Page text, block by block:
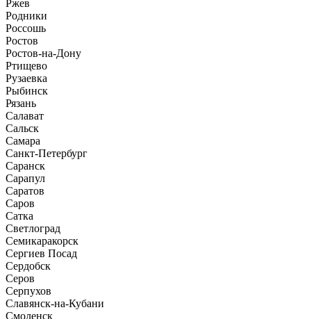
Ржев
Родники
Россошь
Ростов
Ростов-на-Дону
Ртищево
Рузаевка
Рыбинск
Рязань
Салават
Сальск
Самара
Санкт-Петербург
Саранск
Сарапул
Саратов
Саров
Сатка
Светлоград
Семикаракорск
Сергиев Посад
Сердобск
Серов
Серпухов
Славянск-на-Кубани
Смоленск